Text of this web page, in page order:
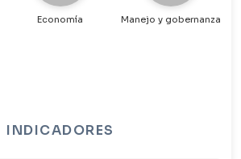
Economía Manejo y gobernanza
INDICADORES